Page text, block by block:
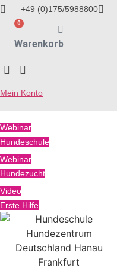
Zum
Inhalt
+49 (0)175/5988800
0
Warenkorb
Mein Konto
Webinar
Hundeschule
Webinar
Hundezucht
Video
Erste Hilfe